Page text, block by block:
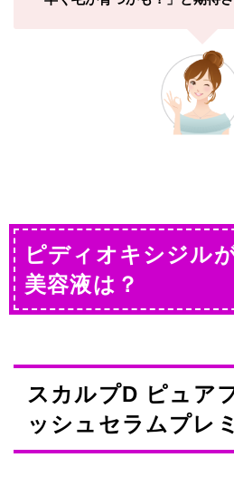
ピディオキシジル
美容液は？
スカルプD ピュア
ッシュセラムプレ